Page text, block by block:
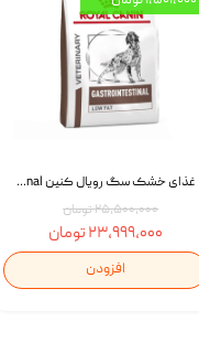
غذای خشک سگ رویال کنین Royal Canin Gastrointestinal وزن 7.5 کیلوگرم | پت استوک
۲۵,۵۰۰,۰۰۰ تومان
۲۳,۹۹۹,۰۰۰ تومان
افزودن